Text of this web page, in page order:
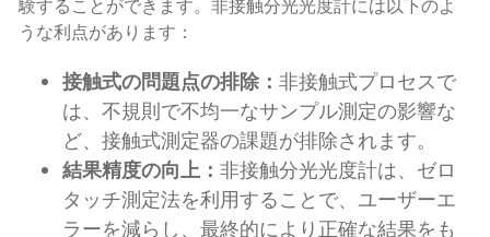
験することができます。非接触分光光度計には以下のよ
うな利点があります：
接触式の問題点の排除： 非接触式プロセスで
は、不規則で不均一なサンプル測定の影響な
ど、接触式測定器の課題が排除されます。
結果精度の向上： 非接触分光光度計は、ゼロ
タッチ測定法を利用することで、ユーザーエ
ラーを減らし、最終的により正確な結果をも